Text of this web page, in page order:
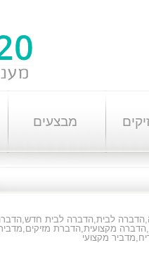
מבצעים
,הדברה לבית,הדברה לבית חדש,
,הדברה מקצועית,הדברת מזיקים,
,מדביר מקצועי